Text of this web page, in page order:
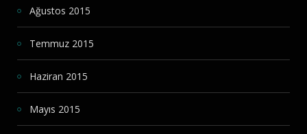
Ağustos 2015
Temmuz 2015
Haziran 2015
Mayıs 2015